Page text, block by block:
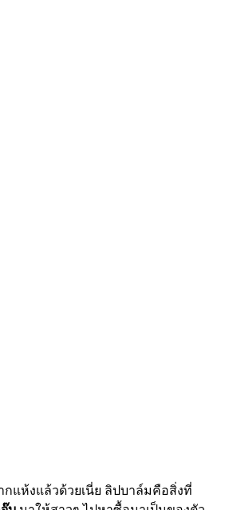
กแห้งแล้วด้วยเนี่ย ลิปบาล์มคือสิ่งที่